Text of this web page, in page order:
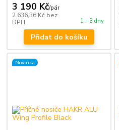
3 190 Kč/pár
2 636,36 Kč bez
DPH
1 - 3 dny
Přidat do košíku
Novinka